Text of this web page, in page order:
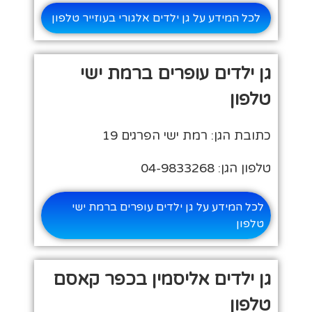
לכל המידע על גן ילדים אלגורי בעוזייר טלפון
גן ילדים עופרים ברמת ישי
טלפון
כתובת הגן: רמת ישי הפרגים 19
טלפון הגן: 04-9833268
לכל המידע על גן ילדים עופרים ברמת ישי
טלפון
גן ילדים אליסמין בכפר קאסם
טלפון